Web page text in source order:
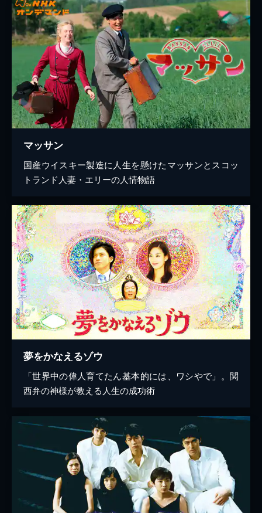
マッサン
国産ウイスキー製造に人生を懸けたマッサンとスコッ
トランド人妻・エリーの人情物語
夢をかなえるゾウ
「世界中の偉人育てたん基本的には、ワシやで」。関
西弁の神様が教える人生の成功術